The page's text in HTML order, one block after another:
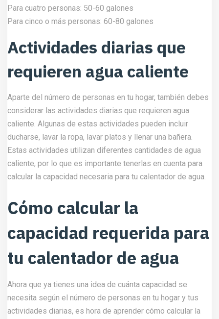
Para cuatro personas: 50-60 galones
Para cinco o más personas: 60-80 galones
Actividades diarias que
requieren agua caliente
Aparte del número de personas en tu hogar, también debes
considerar las actividades diarias que requieren agua
caliente. Algunas de estas actividades pueden incluir
ducharse, lavar la ropa, lavar platos y llenar una bañera.
Estas actividades utilizan diferentes cantidades de agua
caliente, por lo que es importante tenerlas en cuenta para
calcular la capacidad necesaria para tu calentador de agua.
Cómo calcular la
capacidad requerida para
tu calentador de agua
Ahora que ya tienes una idea de cuánta capacidad se
necesita según el número de personas en tu hogar y tus
actividades diarias, es hora de aprender cómo calcular la